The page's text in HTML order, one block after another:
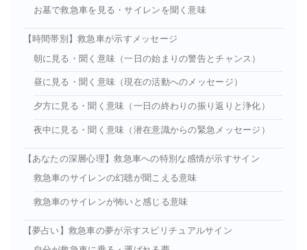
お墓で救急車を見る・サイレンを聞く意味
【時間帯別】救急車が示すメッセージ
朝に見る・聞く意味（一日の始まりの警告とチャンス）
昼に見る・聞く意味（現在の活動へのメッセージ）
夕方に見る・聞く意味（一日の終わりの振り返りと浄化）
夜中に見る・聞く意味（潜在意識からの緊急メッセージ）
【あなたの深層心理】救急車への特別な感情が示すサイン
救急車のサイレンの幻聴が聞こえる意味
救急車のサイレンが怖いと感じる意味
【夢占い】救急車の夢が示すスピリチュアルサイン